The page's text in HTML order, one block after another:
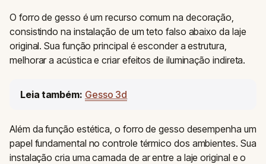
O forro de gesso é um recurso comum na decoração,
consistindo na instalação de um teto falso abaixo da laje
original. Sua função principal é esconder a estrutura,
melhorar a acústica e criar efeitos de iluminação indireta.
Leia também: Gesso 3d
Além da função estética, o forro de gesso desempenha um
papel fundamental no controle térmico dos ambientes. Sua
instalação cria uma camada de ar entre a laje original e o